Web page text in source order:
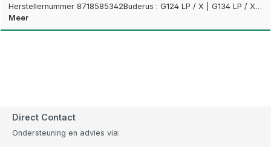
Herstellernummer 8718585342Buderus : G124 LP / X | G134 LP / X…
Meer
Direct Contact
Ondersteuning en advies via: